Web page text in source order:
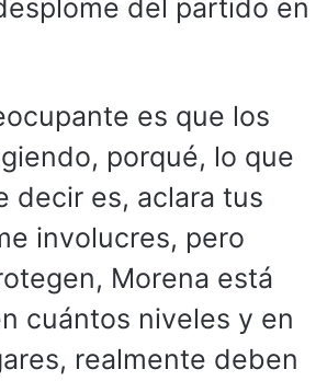
del partido en
es que los
porqué, lo que
decir es, aclara tus
involucres, pero
Morena está
cuántos niveles y en
realmente deben